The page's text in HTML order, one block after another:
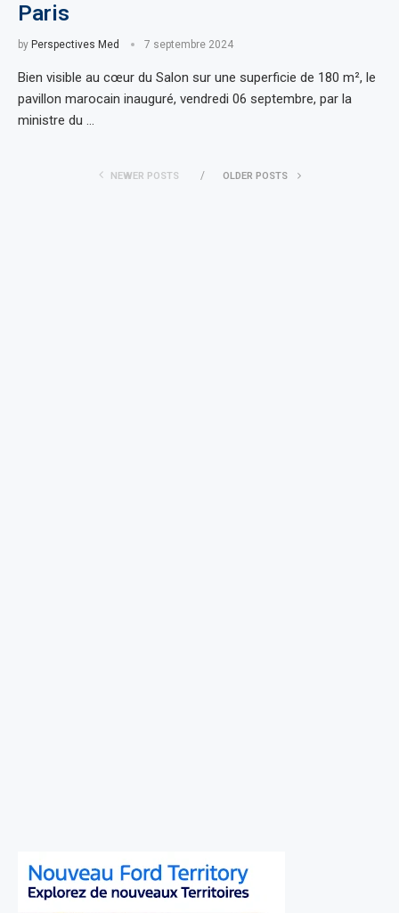
Paris
by Perspectives Med 7 septembre 2024
Bien visible au cœur du Salon sur une superficie de 180 m², le
pavillon marocain inauguré, vendredi 06 septembre, par la
ministre du …
NEWER POSTS OLDER POSTS